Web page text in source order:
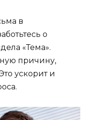
в
о
«Тема».
причину,
ускорит и